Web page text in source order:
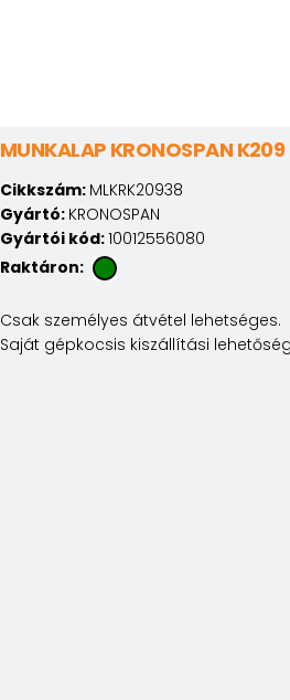
MUNKALAP KRONOSPAN
Cikkszám: MLKRK20938
Gyártó: KRONOSPAN
Gyártói kód:10012556080
Raktáron:
Csak személyes átvétel lehetséges.
Saját gépkocsis kiszállítási